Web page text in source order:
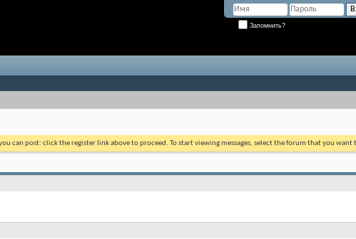
Запомнить?
can post: click the register link above to proceed. To start viewing messages, select the forum that you